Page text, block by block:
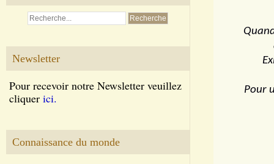
Newsletter
Pour recevoir notre Newsletter veuillez
cliquer ici.
Connaissance du monde
Pour